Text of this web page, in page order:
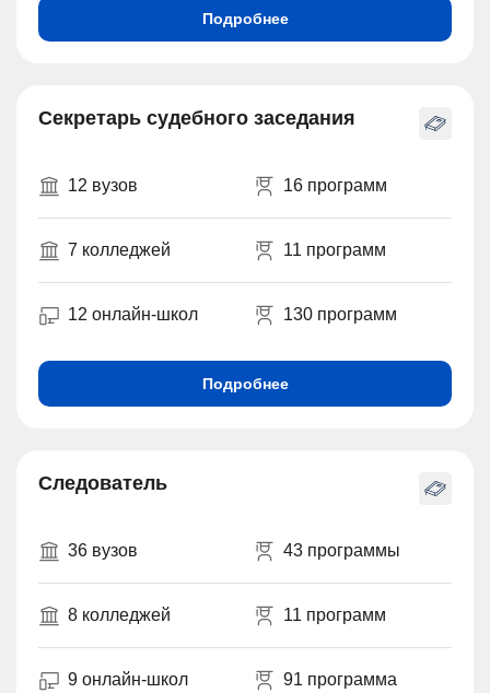
Подробнее
Секретарь судебного заседания
12 вузов 16 программ
7 колледжей 11 программ
12 онлайн-школ 130 программ
Подробнее
Следователь
36 вузов 43 программы
8 колледжей 11 программ
9 онлайн-школ 91 программа